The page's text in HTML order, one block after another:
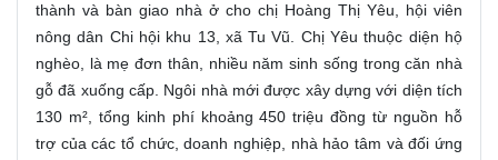
thành và bàn giao nhà ở cho chị Hoàng Thị Yêu, hội viên
nông dân Chi hội khu 13, xã Tu Vũ. Chị Yêu thuộc diện hộ
nghèo, là mẹ đơn thân, nhiều năm sinh sống trong căn nhà
gỗ đã xuống cấp. Ngôi nhà mới được xây dựng với diện tích
130 m², tổng kinh phí khoảng 450 triệu đồng từ nguồn hỗ
trợ của các tổ chức, doanh nghiệp, nhà hảo tâm và đối ứng